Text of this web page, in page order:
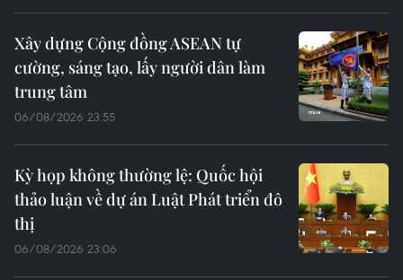
Xây dựng Cộng đồng ASEAN tự
cường, sáng tạo, lấy người dân làm
trung tâm
06/08/2026 23:55
Kỳ họp không thường lệ: Quốc hội
thảo luận về dự án Luật Phát triển đô
thị
06/08/2026 23:06